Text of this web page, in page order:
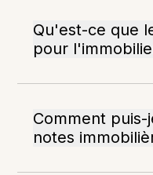
Qu'est-ce que
pour
Comment
notes